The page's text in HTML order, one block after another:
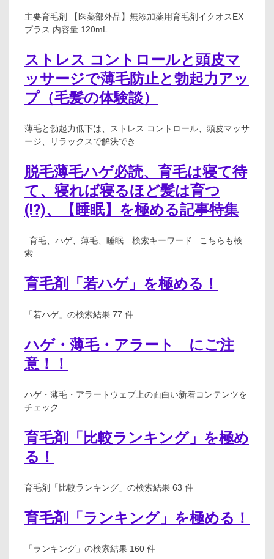
主要育毛剤 【医薬部外品】無添加薬用育毛剤イクオスEX
プラス 内容量 120mL …
ストレス コントロールと頭皮マ
ッサージで薄毛防止と勃起力アッ
プ（毛髪の体験談）
薄毛と勃起力低下は、ストレス コントロール、頭皮マッサ
ージ、リラックスで解決でき …
脱毛薄毛ハゲ必読、育毛は寝て待
て、寝れば寝るほど髪は育つ
(!?)、【睡眠】を極める記事特集
育毛、ハゲ、薄毛、睡眠 検索キーワード こちらも検
索 …
育毛剤「若ハゲ」を極める！
「若ハゲ」の検索結果 77 件
ハゲ・薄毛・アラート にご注
意！！
ハゲ・薄毛・アラートウェブ上の面白い新着コンテンツを
チェック
育毛剤「比較ランキング」を極め
る！
育毛剤「比較ランキング」の検索結果 63 件
育毛剤「ランキング」を極める！
「ランキング」の検索結果 160 件